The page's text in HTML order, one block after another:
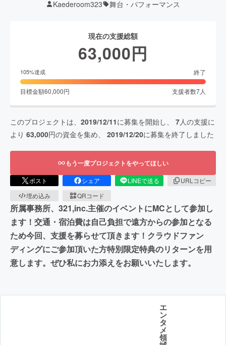
Kaederoom323 舞台・パフォーマンス
現在の支援総額
63,000円
105%達成 終了
目標金額60,000円 支援者数7人
このプロジェクトは、 2019/12/11に募集を開始し、 7人の支援に
より 63,000円の資金を集め、 2019/12/20に募集を終了しました
もう一度プロジェクトをやってほしい
ポスト シェア LINEで送る
URLコピー
埋め込み
QRコード
所属事務所、321,inc.主催のイベントにMCとして参加し
ます！交通・宿泊費は自己負担で遠方からの参加となる
ため今回、支援を募らせて頂きます！クラウドファン
ディングにご参加頂いた方特別限定特典のリターンを用
意します。ぜひ私にお力添えをお願いいたします。
エ
ン
タ
メ
領